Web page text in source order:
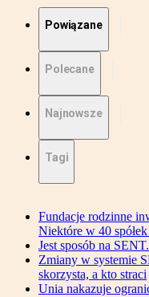
Powiązane
Polecane
Najnowsze
Tagi
Fundacje rodzinne
Niektóre w 40
Jest sposób na
Zmiany w systemie
skorzysta, a kto straci
Unia nakazuje